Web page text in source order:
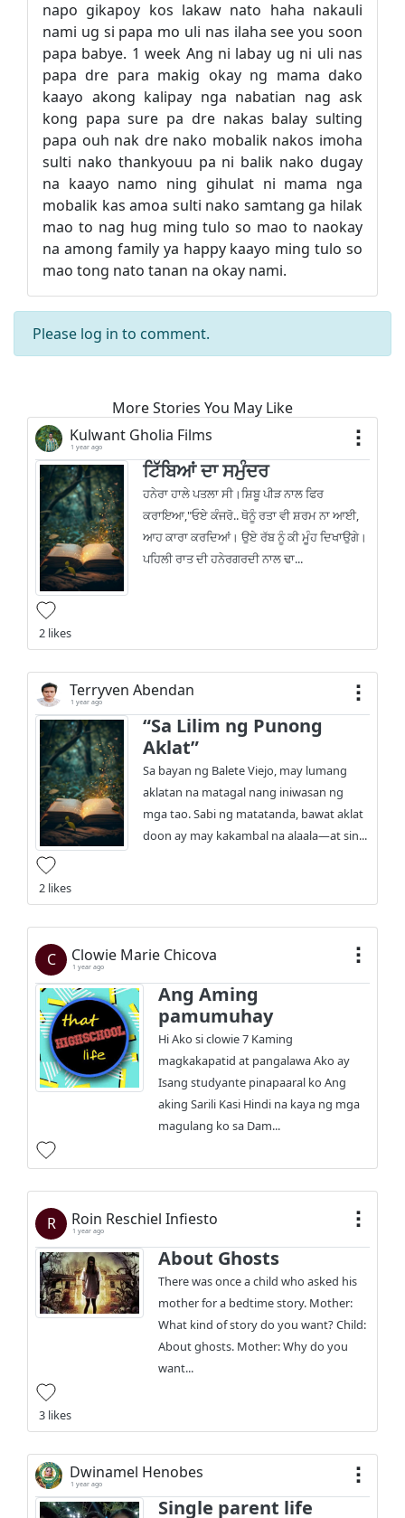
napo gikapoy kos lakaw nato haha nakauli
nami ug si papa mo uli nas ilaha see you soon
papa babye. 1 week Ang ni labay ug ni uli nas
papa dre para makig okay ng mama dako
kaayo akong kalipay nga nabatian nag ask
kong papa sure pa dre nakas balay sulting
papa ouh nak dre nako mobalik nakos imoha
sulti nako thankyouu pa ni balik nako dugay
na kaayo namo ning gihulat ni mama nga
mobalik kas amoa sulti nako samtang ga hilak
mao to nag hug ming tulo so mao to naokay
na among family ya happy kaayo ming tulo so
mao tong nato tanan na okay nami.
Please log in to comment.
More Stories You May Like
Kulwant Gholia Films
1 year ago
ਟਿੱਬਿਆਂ ਦਾ ਸਮੁੰਦਰ
ਹਨੇਰਾ ਹਾਲੇ ਪਤਲਾ ਸੀ।ਸ਼ਿਬੂ ਪੀੜ ਨਾਲ ਫਿਰ
ਕਰਾਇਆ,"ਓਏ ਕੰਜਰੋ.. ਥੋਨੂੰ ਰਤਾ ਵੀ ਸ਼ਰਮ ਨਾ ਆਈ,
ਆਹ ਕਾਰਾ ਕਰਦਿਆਂ। ਉਏ ਰੱਬ ਨੂੰ ਕੀ ਮੂੰਹ ਦਿਖਾਉਗੇ।
ਪਹਿਲੀ ਰਾਤ ਦੀ ਹਨੇਰਗਰਦੀ ਨਾਲ ਢਾ...
2 likes
Terryven Abendan
1 year ago
“Sa Lilim ng Punong
Aklat”
Sa bayan ng Balete Viejo, may lumang
aklatan na matagal nang iniwasan ng
mga tao. Sabi ng matatanda, bawat aklat
doon ay may kakambal na alaala—at sin...
2 likes
C Clowie Marie Chicova
1 year ago
Ang Aming
pamumuhay
Hi Ako si clowie 7 Kaming
magkakapatid at pangalawa Ako ay
Isang studyante pinapaaral ko Ang
aking Sarili Kasi Hindi na kaya ng mga
magulang ko sa Dam...
R Roin Reschiel Infiesto
1 year ago
About Ghosts
There was once a child who asked his
mother for a bedtime story. Mother:
What kind of story do you want? Child:
About ghosts. Mother: Why do you
want...
3 likes
Dwinamel Henobes
1 year ago
Single parent life